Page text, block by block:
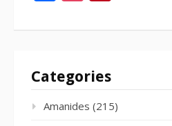
Categories
Amanides (215)